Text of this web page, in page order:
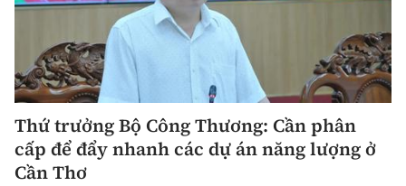
Thứ trưởng Bộ Công Thương: Cần phân
cấp để đẩy nhanh các dự án năng lượng ở
Cần Thơ